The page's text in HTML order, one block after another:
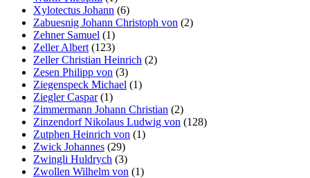
Xylotectus Johann (6)
Zabuesnig Johann Christoph von (2)
Zehner Samuel (1)
Zeller Albert (123)
Zeller Christian Heinrich (2)
Zesen Philipp von (3)
Ziegenspeck Michael (1)
Ziegler Caspar(1)
Zimmermann Johann Christian (2)
Zinzendorf Nikolaus Ludwig von (128)
Zutphen Heinrich von (1)
Zwick Johannes (29)
Zwingli Huldrych (3)
Zwollen Wilhelm von (1)